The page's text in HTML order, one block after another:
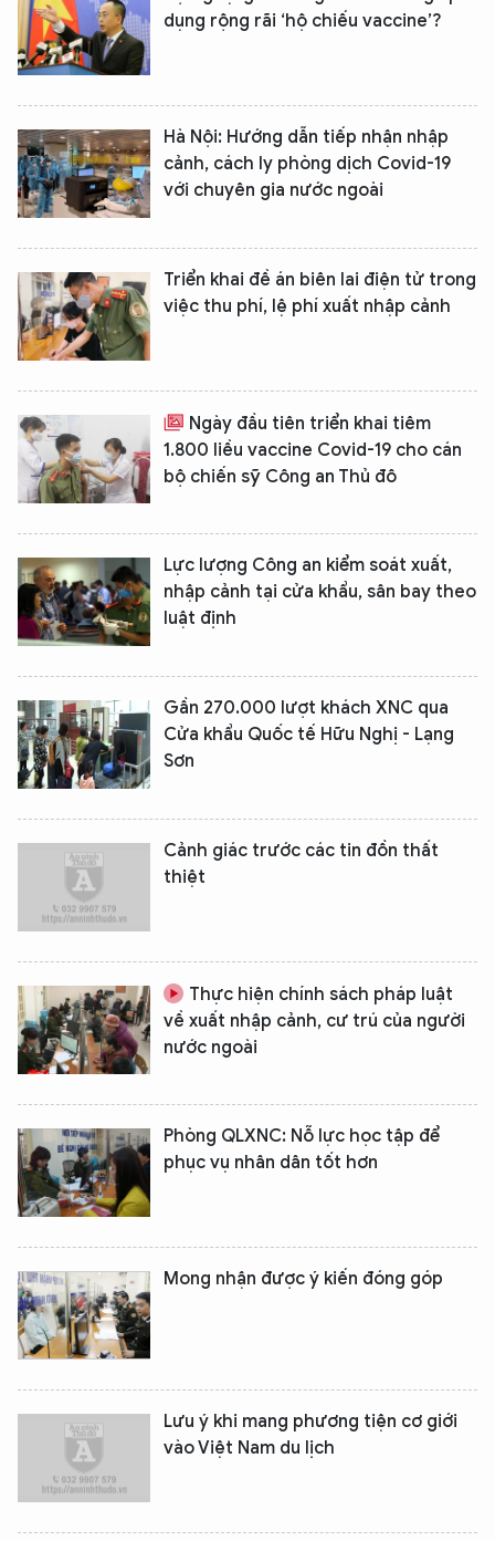
dụng rộng rãi ‘hộ chiếu vaccine’?
Hà Nội: Hướng dẫn tiếp nhận nhập
cảnh, cách ly phòng dịch Covid-19
với chuyên gia nước ngoài
Triển khai đề án biên lai điện tử trong
việc thu phí, lệ phí xuất nhập cảnh
Ngày đầu tiên triển khai tiêm
1.800 liều vaccine Covid-19 cho cán
bộ chiến sỹ Công an Thủ đô
Lực lượng Công an kiểm soát xuất,
nhập cảnh tại cửa khẩu, sân bay theo
luật định
Gần 270.000 lượt khách XNC qua
Cửa khẩu Quốc tế Hữu Nghị - Lạng
Sơn
Cảnh giác trước các tin đồn thất
thiệt
Thực hiện chính sách pháp luật
về xuất nhập cảnh, cư trú của người
nước ngoài
Phòng QLXNC: Nỗ lực học tập để
phục vụ nhân dân tốt hơn
Mong nhận được ý kiến đóng góp
Lưu ý khi mang phương tiện cơ giới
vào Việt Nam du lịch